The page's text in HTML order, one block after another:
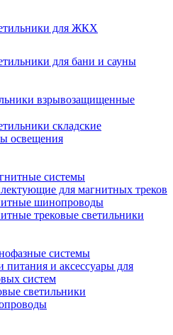
для ЖКХ
для бани и сауны
взрывозащищенные
складские
освещения
системы
для магнитных треков
шинопроводы
трековые светильники
системы
питания и аксессуары для
систем
светильники